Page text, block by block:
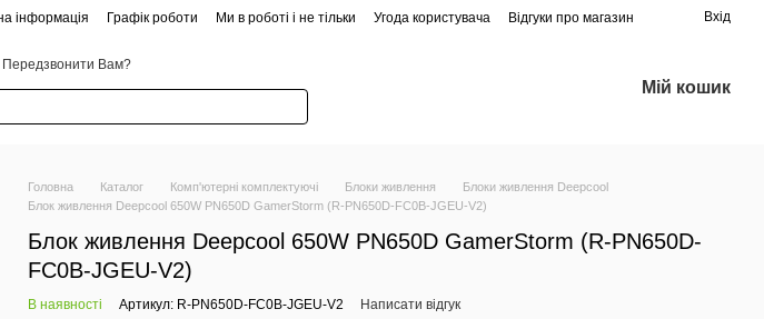
інформація Графік роботи Ми в роботі і не тільки Угода користувача Відгуки про магазин Вхід
Передзвонити Вам?
Мій кошик
Головна Каталог Комп'ютерні комплектуючі Блоки живлення
Блоки живлення Deepcool
Блок живлення Deepcool 650W PN650D GamerStorm (R-PN650D-FC0B-JGEU-V2)
Блок живлення Deepcool 650W PN650D GamerStorm (R-PN650D-
FC0B-JGEU-V2)
В наявності Артикул: R-PN650D-FC0B-JGEU-V2 Написати відгук